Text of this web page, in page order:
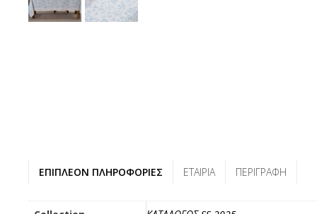
ΕΠΙΠΛΈΟΝ ΠΛΗΡΟΦΟΡΊΕΣ ΕΤΑΙΡΊΑ ΠΕΡΙΓΡΑΦΉ